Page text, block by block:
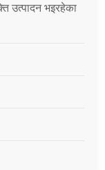
उत्पादन भइरहेका